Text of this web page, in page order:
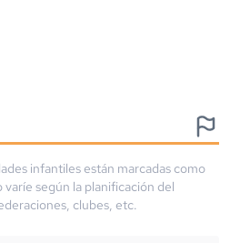
infantiles están marcadas como
según la planificación del
clubes, etc.